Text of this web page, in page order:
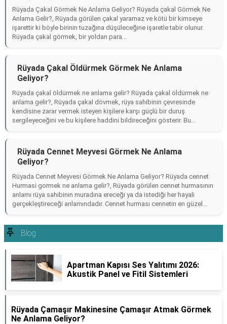
Rüyada Çakal Görmek Ne Anlama Geliyor? Rüyada çakal Görmek Ne
Anlama Gelir?, Rüyada görülen çakal yaramaz ve kötü bir kimseye
işarettir ki böyle birinin tuzağına düşüleceğine işaretle tabir olunur.
Rüyada çakal görmek, bir yoldan para...
Rüyada Çakal Öldürmek Görmek Ne Anlama
Geliyor?
Rüyada çakal öldürmek ne anlama gelir? Rüyada çakal öldürmek ne
anlama gelir?, Rüyada çakal dövmek, rüya sahibinin çevresinde
kendisine zarar vermek isteyen kişilere karşı güçlü bir duruş
sergileyeceğini ve bu kişilere haddini bildireceğini gösterir. Bu...
Rüyada Cennet Meyvesi Görmek Ne Anlama
Geliyor?
Rüyada Cennet Meyvesi Görmek Ne Anlama Geliyor? Rüyada cennet
Hurmasi gormek ne anlama gelir?, Rüyada görülen cennet hurmasının
anlamı rüya sahibinin muradına ereceği ya da istediği her hayali
gerçekleştireceği anlamındadır. Cennet hurması cennetin en güzel...
Blog
Apartman Kapısı Ses Yalıtımı 2026:
Akustik Panel ve Fitil Sistemleri
Rüyada Çamaşır Makinesine Çamaşır Atmak Görmek
Ne Anlama Geliyor?